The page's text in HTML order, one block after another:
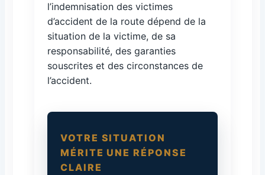
l’indemnisation des victimes
d’accident de la route dépend de la
situation de la victime, de sa
responsabilité, des garanties
souscrites et des circonstances de
l’accident.
VOTRE SITUATION
MÉRITE UNE RÉPONSE
CLAIRE